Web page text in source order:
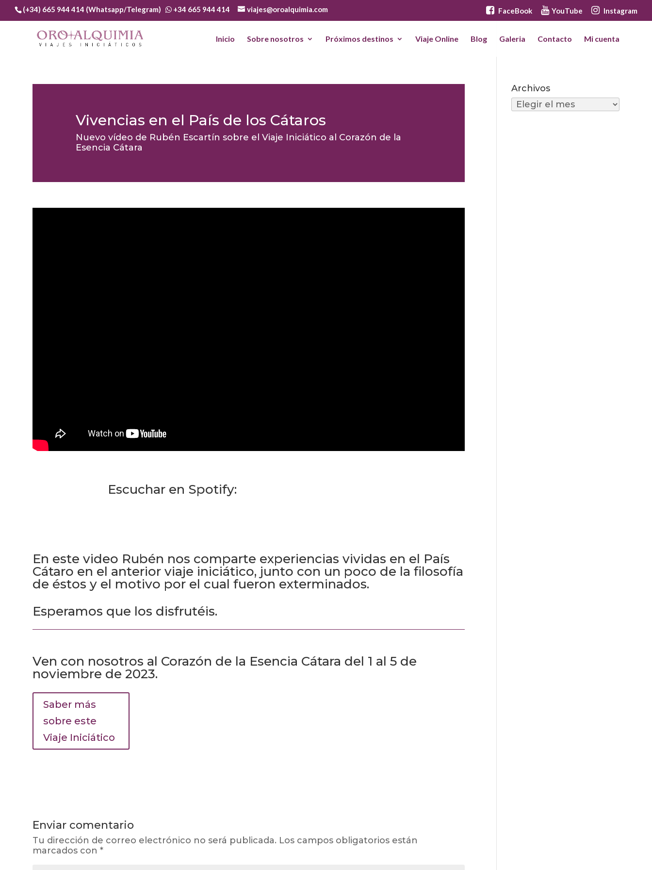
(+34) 665 944 414 (Whatsapp/Telegram) +34 665 944 414 viajes@oroalquimia.com FaceBook YouTube Instagram
Inicio Sobre nosotros Próximos destinos Viaje Online Blog Galeria Contacto Mi cuenta
Vivencias en el País de los Cátaros
Nuevo vídeo de Rubén Escartín sobre el Viaje Iniciático al Corazón de la
Esencia Cátara
Escuchar en Spotify:
En este video Rubén nos comparte experiencias vividas en el País
Cátaro en el anterior viaje iniciático, junto con un poco de la filosofía
de éstos y el motivo por el cual fueron exterminados.
Esperamos que los disfrutéis.
Ven con nosotros al Corazón de la Esencia Cátara del 1 al 5 de
noviembre de 2023.
Saber más
sobre este
Viaje Iniciático
Enviar comentario
Tu dirección de correo electrónico no será publicada. Los campos obligatorios están
marcados con*
Archivos
Archivos